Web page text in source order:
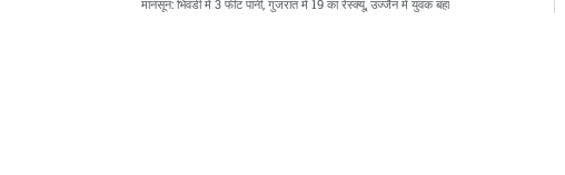
मानसून: भिवंडी में 3 फीट पानी, गुजरात में 19 का रेस्क्यू, उज्जैन में युवक बहा